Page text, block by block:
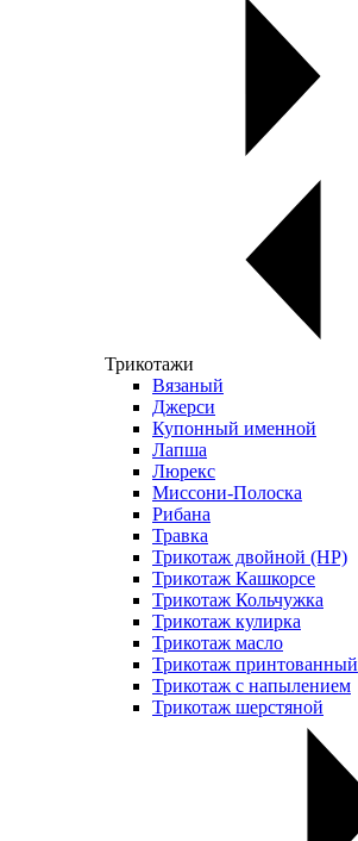
Трикотажи
Вязаный
Джерси
Купонный именной
Лапша
Люрекс
Миссони-Полоска
Рибана
Травка
Трикотаж двойной (НР)
Трикотаж Кашкорсе
Трикотаж Кольчужка
Трикотаж кулирка
Трикотаж масло
Трикотаж принтованный
Трикотаж с напылением
Трикотаж шерстяной